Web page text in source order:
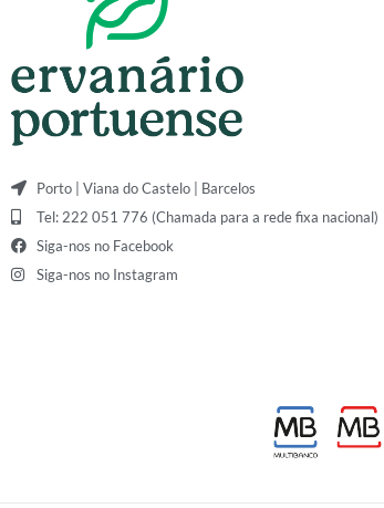
Porto | Viana do Castelo | Barcelos
Tel: 222 051 776 (Chamada para a rede fixa nacional)
Siga-nos no Facebook
Siga-nos no Instagram